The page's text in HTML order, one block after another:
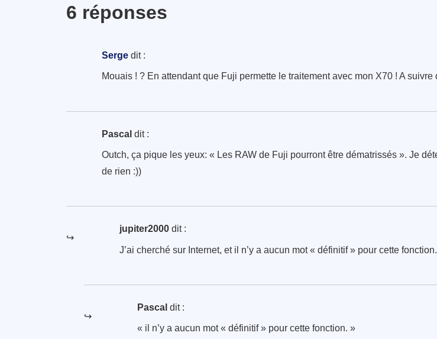
6 réponses
Serge dit :
Mouais ! ? En attendant que Fuji permette le traitement avec mon X70 ! A
Pascal dit :
Outch, ça pique les yeux: « Les RAW de Fuji pourront être dématrissés ». Je
de rien :))
jupiter2000 dit :
J’ai cherché sur Internet, et il n’y a aucun mot « définitif » pour cette fonction.
Pascal dit :
« il n’y a aucun mot « définitif » pour cette fonction. »